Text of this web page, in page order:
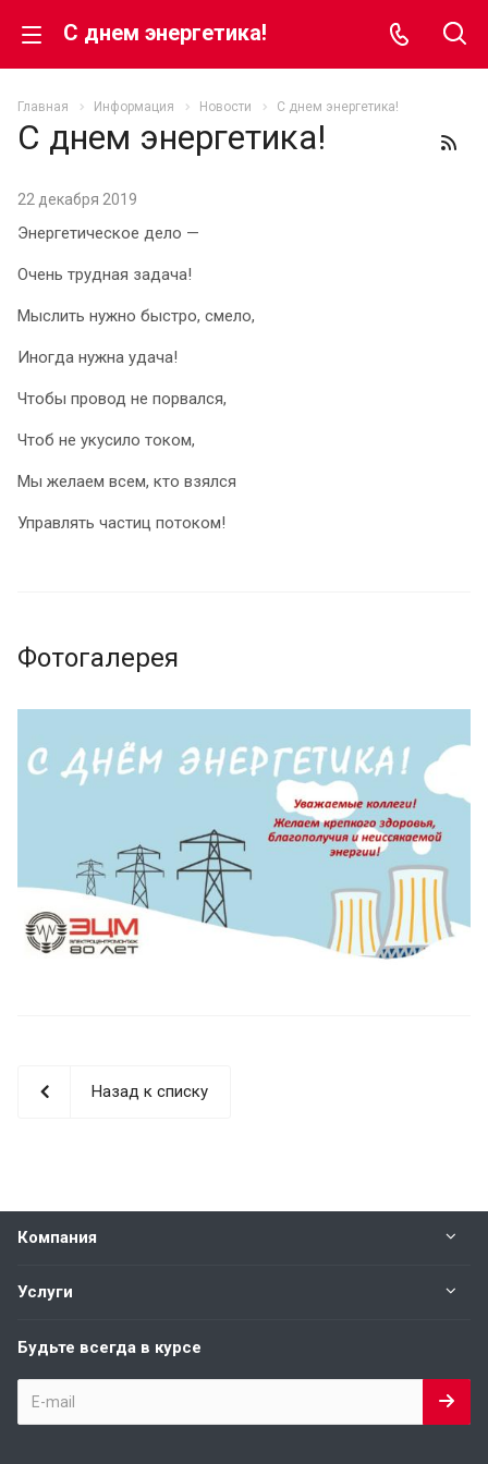
С днем энергетика!
Главная Информация Новости С днем энергетика!
С днем энергетика!
22 декабря 2019
Энергетическое дело —
Очень трудная задача!
Мыслить нужно быстро, смело,
Иногда нужна удача!
Чтобы провод не порвался,
Чтоб не укусило током,
Мы желаем всем, кто взялся
Управлять частиц потоком!
Фотогалерея
Назад к списку
Компания
Услуги
Будьте всегда в курсе